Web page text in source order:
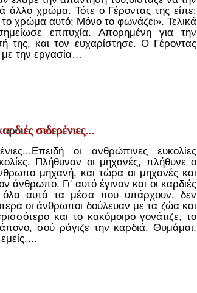
άλλο χρώμα. Τότε ο Γέροντας της είπε:
χρώμα αυτό; Μόνο το φωνάζει». Τελικά
επιτυχία. Απορημένη για την
της, και τον ευχαρίστησε. Ο Γέροντας
την εργασία…
σιδερένιες...
οι ανθρώπινες ευκολίες
Πλήθυναν οι μηχανές, πλήθυνε ο
μηχανή, και τώρα οι μηχανές και
άνθρωπο. Γι' αυτό έγιναν και οι καρδιές
αυτά τα μέσα που υπάρχουν, δεν
οι άνθρωποι δούλευαν με τα ζώα και
και το κακόμοιρο γονάτιζε, το
σού ράγιζε την καρδιά. Θυμάμαι,